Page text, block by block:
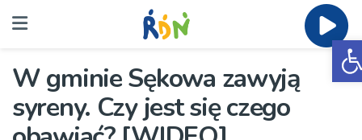
W gminie Sękowa zawyją
syreny. Czy jest się czego